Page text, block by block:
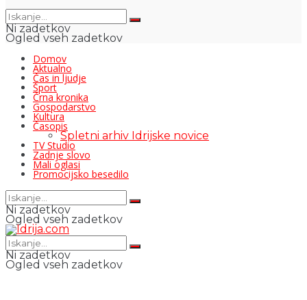
Ni zadetkov
Ogled vseh zadetkov
Domov
Aktualno
Čas in ljudje
Šport
Črna kronika
Gospodarstvo
Kultura
Časopis
Spletni arhiv Idrijske novice
TV Studio
Zadnje slovo
Mali oglasi
Promocijsko besedilo
Ni zadetkov
Ogled vseh zadetkov
Ni zadetkov
Ogled vseh zadetkov